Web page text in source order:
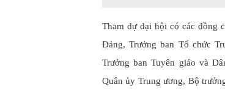
Tham dự đại hội có các đồng
Đảng, Trưởng ban Tổ chức
Trưởng ban Tuyên giáo và
Quân ủy Trung ương, Bộ